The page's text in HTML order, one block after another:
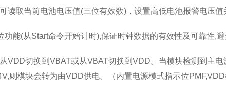
取当前电池电压值(三位有效数)，设置高低电池报警电压值
能(从Start命令开始计时),保证时钟数据的有效性及可靠性,避
切换到VBAT或从VBAT切换到VDD。当模块检测到主
则模块会转为由VDD供电。（内置电源模式指示位